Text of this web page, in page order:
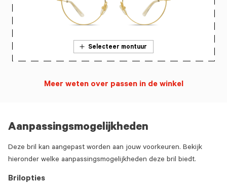
Aanpassingsmogelijkheden
Deze bril kan aangepast worden aan jouw voorkeuren. Bekijk
hieronder welke aanpassingsmogelijkheden deze bril biedt.
Brilopties
Selecteer montuur
Meer weten over passen in de winkel